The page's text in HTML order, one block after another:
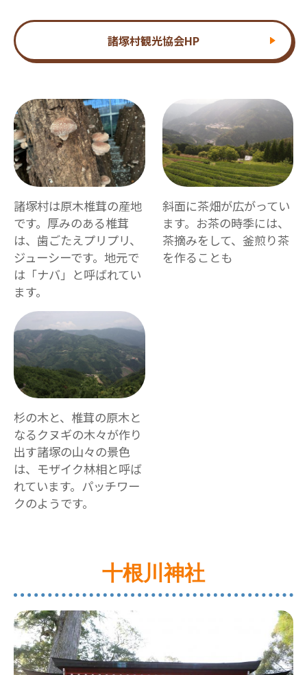
諸塚村観光協会HP
諸塚村は原木椎茸の産地
です。厚みのある椎茸
は、歯ごたえプリプリ、
ジューシーです。地元で
は「ナバ」と呼ばれてい
ます。
斜面に茶畑が広がってい
ます。お茶の時季には、
茶摘みをして、釜煎り茶
を作ることも
杉の木と、椎茸の原木と
なるクヌギの木々が作り
出す諸塚の山々の景色
は、モザイク林相と呼ば
れています。パッチワー
クのようです。
十根川神社